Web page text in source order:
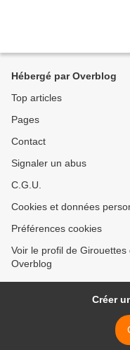
Hébergé par Overblog
Top articles
Pages
Contact
Signaler un abus
C.G.U.
Cookies et données
Préférences cookies
Voir le profil de
Overblog
Créer